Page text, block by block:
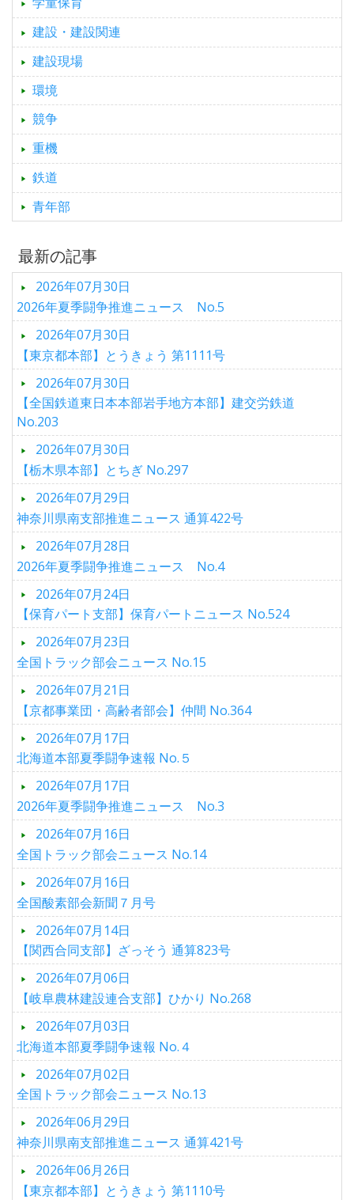
建設・建設関連
建設現場
環境
競争
重機
鉄道
青年部
最新の記事
2026年07月30日
2026年夏季闘争推進ニュース No.5
2026年07月30日
【東京都本部】とうきょう 第1111号
2026年07月30日
【全国鉄道東日本本部岩手地方本部】建交労鉄道
No.203
2026年07月30日
【栃木県本部】とちぎ No.297
2026年07月29日
神奈川県南支部推進ニュース 通算422号
2026年07月28日
2026年夏季闘争推進ニュース No.4
2026年07月24日
【保育パート支部】保育パートニュース No.524
2026年07月23日
全国トラック部会ニュース No.15
2026年07月21日
【京都事業団・高齢者部会】仲間 No.364
2026年07月17日
北海道本部夏季闘争速報 No.５
2026年07月17日
2026年夏季闘争推進ニュース No.3
2026年07月16日
全国トラック部会ニュース No.14
2026年07月16日
全国酸素部会新聞７月号
2026年07月14日
【関西合同支部】ざっそう 通算823号
2026年07月06日
【岐阜農林建設連合支部】ひかり No.268
2026年07月03日
北海道本部夏季闘争速報 No.４
2026年07月02日
全国トラック部会ニュース No.13
2026年06月29日
神奈川県南支部推進ニュース 通算421号
2026年06月26日
【東京都本部】とうきょう 第1110号